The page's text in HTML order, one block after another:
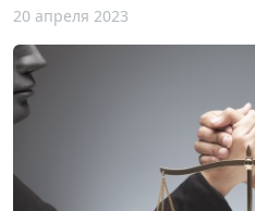
20 апреля 2023